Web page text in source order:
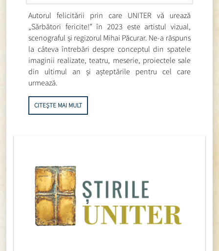
Autorul felicitării prin care UNITER vă urează
„Sărbători fericite!” în 2023 este artistul vizual,
scenograful și regizorul Mihai Păcurar. Ne-a răspuns
la câteva întrebări despre conceptul din spatele
imaginii realizate, teatru, meserie, proiectele sale
din ultimul an și așteptările pentru cel care
urmează.
CITEȘTE MAI MULT